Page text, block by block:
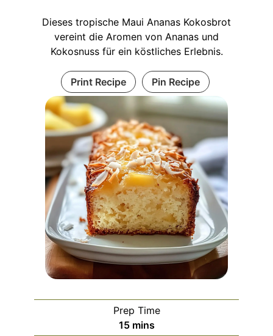
Dieses tropische Maui Ananas Kokosbrot
vereint die Aromen von Ananas und
Kokosnuss für ein köstliches Erlebnis.
Print Recipe Pin Recipe
Prep Time
15minutes
mins